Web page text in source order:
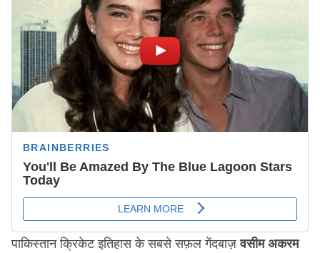
पाकिस्तान क्रिकेट इतिहास के सबसे सफ़ल गेंदबाज़वसीम अकरम